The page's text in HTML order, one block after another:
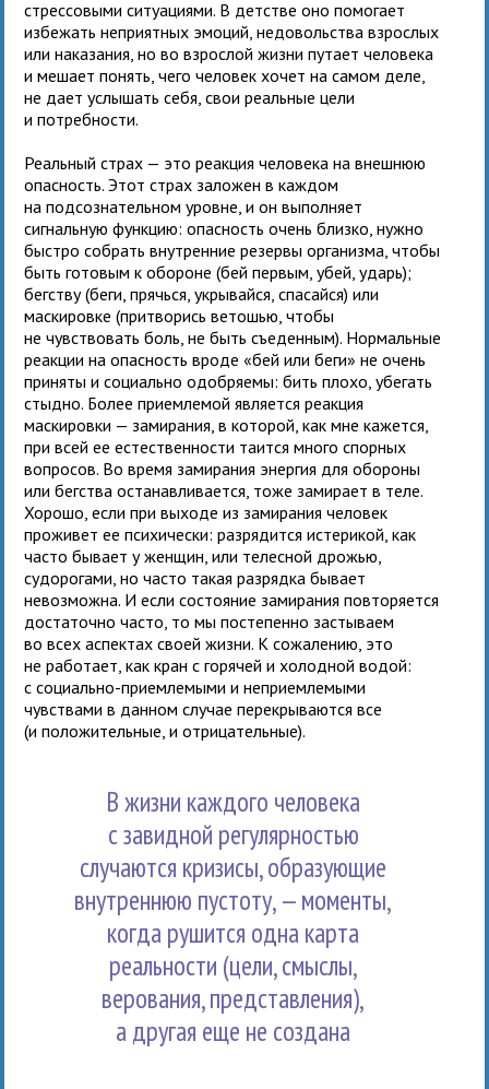
стрессовыми ситуациями. В детстве оно помогает
избежать неприятных эмоций, недовольства взрослых
или наказания, но во взрослой жизни путает человека
и мешает понять, чего человек хочет на самом деле,
не дает услышать себя, свои реальные цели
и потребности.
Реальный страх — это реакция человека на внешнюю
опасность. Этот страх заложен в каждом
на подсознательном уровне, и он выполняет
сигнальную функцию: опасность очень близко, нужно
быстро собрать внутренние резервы организма, чтобы
быть готовым к обороне (бей первым, убей, ударь);
бегству (беги, прячься, укрывайся, спасайся) или
маскировке (притворись ветошью, чтобы
не чувствовать боль, не быть съеденным). Нормальные
реакции на опасность вроде «бей или беги» не очень
приняты и социально одобряемы: бить плохо, убегать
стыдно. Более приемлемой является реакция
маскировки — замирания, в которой, как мне кажется,
при всей ее естественности таится много спорных
вопросов. Во время замирания энергия для обороны
или бегства останавливается, тоже замирает в теле.
Хорошо, если при выходе из замирания человек
проживет ее психически: разрядится истерикой, как
часто бывает у женщин, или телесной дрожью,
судорогами, но часто такая разрядка бывает
невозможна. И если состояние замирания повторяется
достаточно часто, то мы постепенно застываем
во всех аспектах своей жизни. К сожалению, это
не работает, как кран с горячей и холодной водой:
с социально-приемлемыми и неприемлемыми
чувствами в данном случае перекрываются все
(и положительные, и отрицательные).
В жизни каждого человека
с завидной регулярностью
случаются кризисы, образующие
внутреннюю пустоту, — моменты,
когда рушится одна карта
реальности (цели, смыслы,
верования, представления),
а другая еще не создана